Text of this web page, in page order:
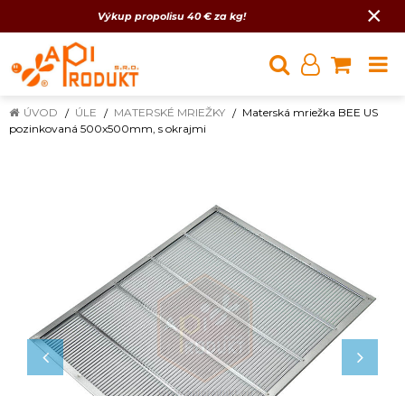
Výkup propolisu 40 € za kg! ×
ÚVOD ÚLE MATERSKÉ MRIEŽKY
Materská mriežka BEE US
pozinkovaná 500x500mm, s okrajmi